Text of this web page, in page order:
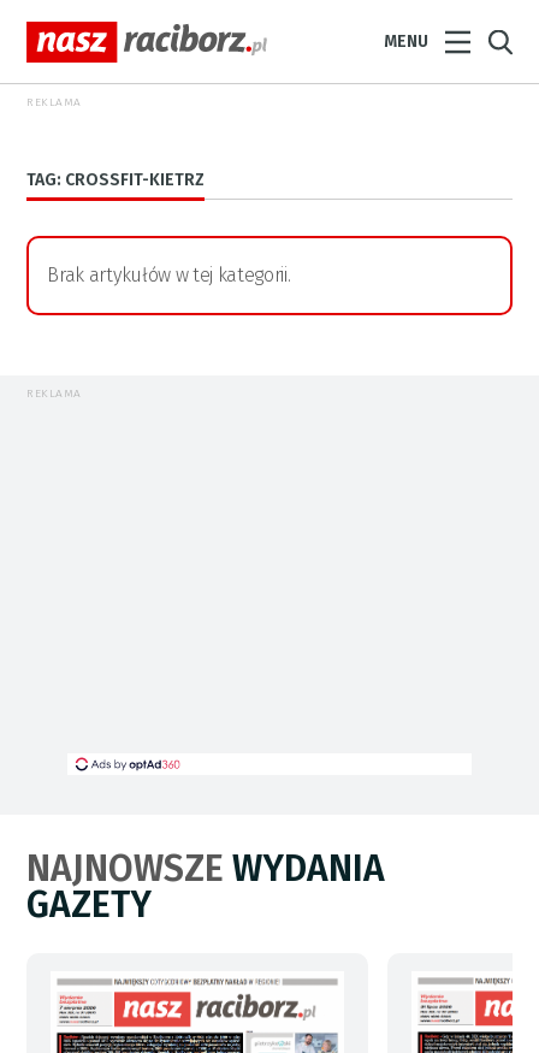
MENU
REKLAMA
TAG: CROSSFIT-KIETRZ
Brak artykułów w tej kategorii.
REKLAMA
NAJNOWSZEWYDANIA
GAZETY